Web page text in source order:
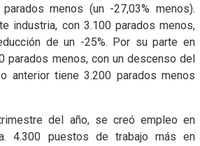
menos (un -27,03% menos).
industria, con 3.100 parados menos,
de un -25%. Por su parte en
parados menos, con un descenso del
anterior tiene 3.200 parados menos
del año, se creó empleo en
4.300 puestos de trabajo más en